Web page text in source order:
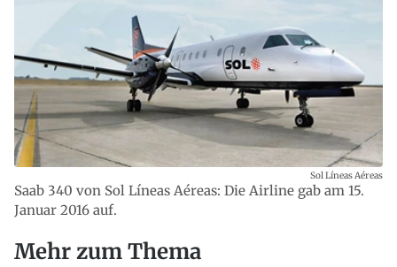
Saab 340 von Sol Líneas Aéreas: Die Airline gab am 15.
Januar 2016 auf.
Sol Líneas Aéreas
Mehr zum Thema